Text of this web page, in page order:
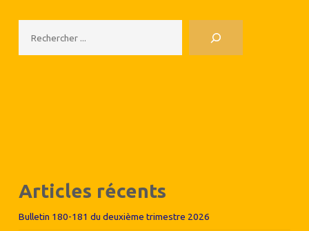
Articles récents
Bulletin 180-181 du deuxième trimestre 2026